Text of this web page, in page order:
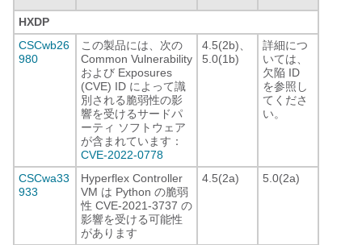
HXDP
CSCwb26
980
この製品には、次の
Common Vulnerability
および Exposures
(CVE) ID によって識
別される脆弱性の影
響を受けるサードパ
ーティ ソフトウェア
が含まれています：
CVE-2022-0778
4.5(2b)、
5.0(1b)
詳細につ
いては、
欠陥 ID
を参照し
てくださ
い。
CSCwa33
933
Hyperflex Controller
VM は Python の脆弱
性 CVE-2021-3737 の
影響を受ける可能性
があります
4.5(2a) 5.0(2a)